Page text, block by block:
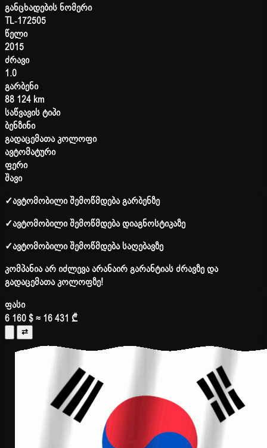
განცხადების ნომერი
TL-172505
წელი
2015
ძრავი
1.0
გარბენი
88 124 km
საწვავის ტიპი
ბენზინი
გადაცემათა კოლოფი
ავტომატური
ფერი
შავი
✓ავტომობილი შემოწმდება გარბენზე
✓ავტომობილი შემოწმდება დიაგნოსტიკაზე
✓ავტომობილი შემოწმდება საღებავზე
კომპანია არ იძლევა არანაირ გარანტიას ძრავზე და
გადაცემათა კოლოფზე!
ფასი
6 160 $≈ 16 431 ₾
⇄